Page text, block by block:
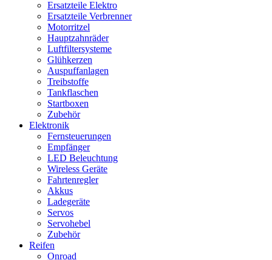
Ersatzteile Elektro
Ersatzteile Verbrenner
Motorritzel
Hauptzahnräder
Luftfiltersysteme
Glühkerzen
Auspuffanlagen
Treibstoffe
Tankflaschen
Startboxen
Zubehör
Elektronik
Fernsteuerungen
Empfänger
LED Beleuchtung
Wireless Geräte
Fahrtenregler
Akkus
Ladegeräte
Servos
Servohebel
Zubehör
Reifen
Onroad